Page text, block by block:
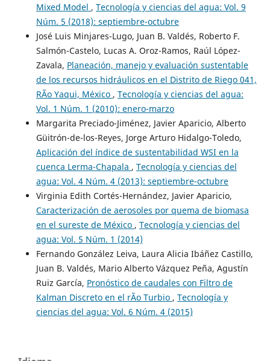
Mixed Model , Tecnología y ciencias del agua: Vol. 9
Núm. 5 (2018): septiembre-octubre
José Luis Minjares-Lugo, Juan B. Valdés, Roberto F.
Salmón-Castelo, Lucas A. Oroz-Ramos, Raúl López-
Zavala, Planeación, manejo y evaluación sustentable
de los recursos hidráulicos en el Distrito de Riego 041,
RÃ­o Yaqui, México , Tecnología y ciencias del agua:
Vol. 1 Núm. 1 (2010): enero-marzo
Margarita Preciado-Jiménez, Javier Aparicio, Alberto
Güitrón-de-los-Reyes, Jorge Arturo Hidalgo-Toledo,
Aplicación del índice de sustentabilidad WSI en la
cuenca Lerma-Chapala , Tecnología y ciencias del
agua: Vol. 4 Núm. 4 (2013): septiembre-octubre
Virginia Edith Cortés-Hernández, Javier Aparicio,
Caracterización de aerosoles por quema de biomasa
en el sureste de México , Tecnología y ciencias del
agua: Vol. 5 Núm. 1 (2014)
Fernando González Leiva, Laura Alicia Ibáñez Castillo,
Juan B. Valdés, Mario Alberto Vázquez Peña, Agustín
Ruiz García, Pronóstico de caudales con Filtro de
Kalman Discreto en el rÃ­o Turbio , Tecnología y
ciencias del agua: Vol. 6 Núm. 4 (2015)